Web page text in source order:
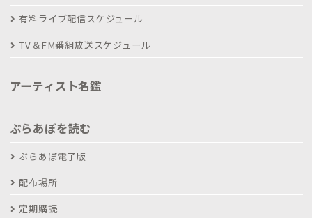
有料ライブ配信スケジュール
TV＆FM番組放送スケジュール
アーティスト名鑑
ぶらあぼを読む
ぶらあぼ電子版
配布場所
定期購読